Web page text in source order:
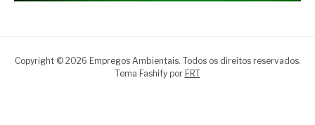
Copyright © 2026 Empregos Ambientais. Todos os direitos reservados.
Tema Fashify por FRT